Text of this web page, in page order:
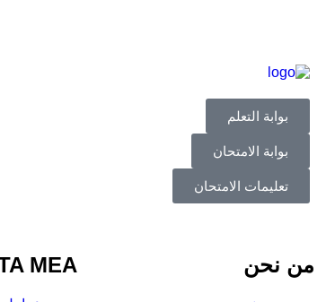
بوابة التعلم
بوابة الامتحان
تعليمات الامتحان
من نحن MEA